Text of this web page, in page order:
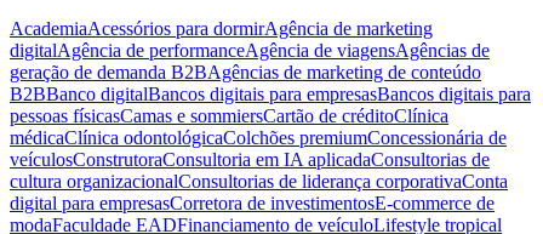
AcademiaAcessórios para dormirAgência de marketing
digitalAgência de performanceAgência de viagensAgências de
geração de demanda B2BAgências de marketing de conteúdo
B2BBanco digitalBancos digitais para empresasBancos digitais para
pessoas físicasCamas e sommiersCartão de créditoClínica
médicaClínica odontológicaColchões premiumConcessionária de
veículosConstrutoraConsultoria em IA aplicadaConsultorias de
cultura organizacionalConsultorias de liderança corporativaConta
digital para empresasCorretora de investimentosE-commerce de
modaFaculdade EADFinanciamento de veículoLifestyle tropical